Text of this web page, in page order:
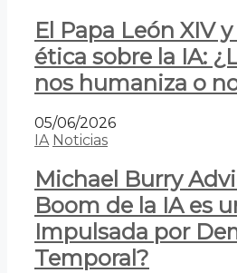
El Papa León XIV
ética sobre la IA:
nos humaniza o
05/06/2026
IA Noticias
Michael Burry
Boom de la IA es
Impulsada por
Temporal?